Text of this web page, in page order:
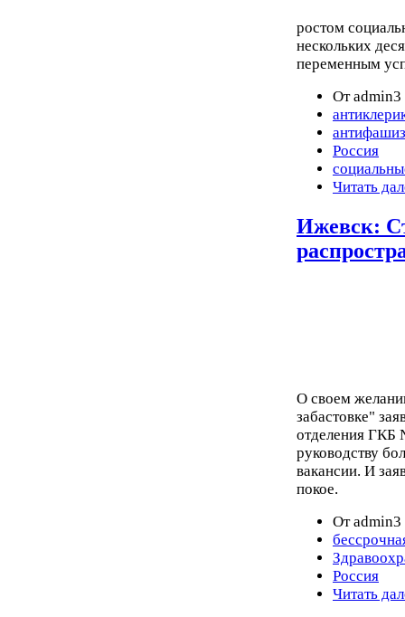
ростом
нескольких
переменным
От
Россия
Читать
Ижевск:
О своем
забастовке"
отделения ГКБ
руководству
вакансии. И
покое.
От
Россия
Читать